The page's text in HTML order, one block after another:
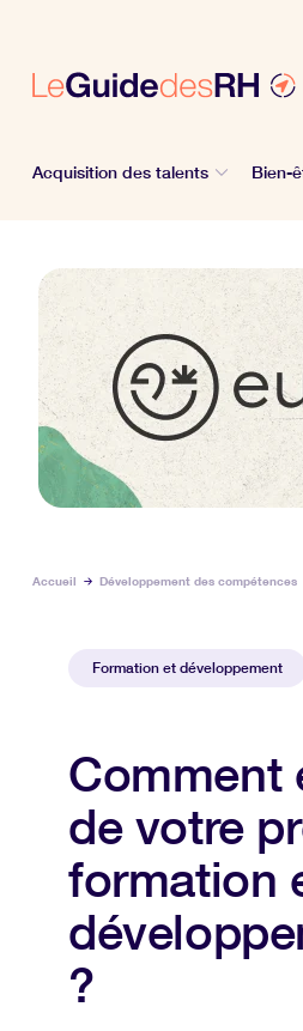
Acquisition des talents Bien-
Accueil Développement des compétences
Formation et développement
Comment
de votre
formation
?